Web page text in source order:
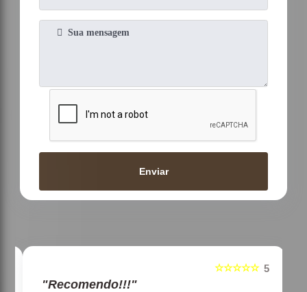
Enviar
5
☆☆☆☆☆
"Recomendo!!!"